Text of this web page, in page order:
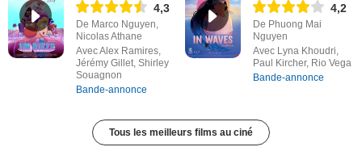
4,3
De Marco Nguyen,
Nicolas Athane
Avec Alex Ramires,
Jérémy Gillet, Shirley
Souagnon
Bande-annonce
4,2
De Phuong Mai
Nguyen
Avec Lyna Khoudri,
Paul Kircher, Rio Vega
Bande-annonce
Tous les meilleurs films au ciné